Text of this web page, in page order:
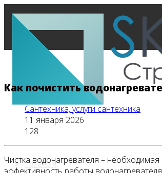
Главная
Как почистить
Сантехника, услуги сантехника
11 января 2026
128
Чистка водонагревателя –